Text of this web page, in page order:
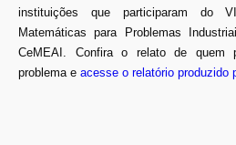
instituições que participaram do
Matemáticas para Problemas
CeMEAI. Confira o relato de quem
problema e acesse o relatório produzido